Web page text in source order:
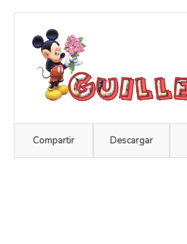
Compartir Descargar